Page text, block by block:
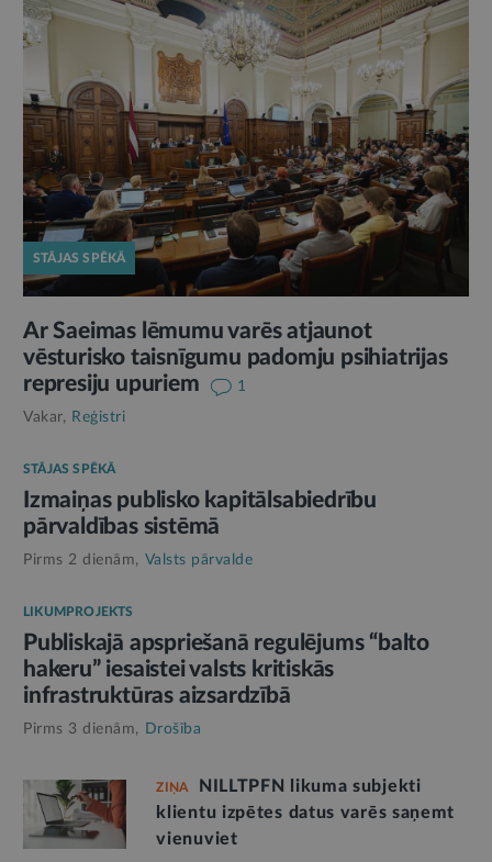
STĀJAS SPĒKĀ
Ar Saeimas lēmumu varēs atjaunot
vēsturisko taisnīgumu padomju psihiatrijas
represiju upuriem
1
Vakar, Reģistri
STĀJAS SPĒKĀ
Izmaiņas publisko kapitālsabiedrību
pārvaldības sistēmā
Pirms 2 dienām, Valsts pārvalde
LIKUMPROJEKTS
Publiskajā apspriešanā regulējums “balto
hakeru” iesaistei valsts kritiskās
infrastruktūras aizsardzībā
Pirms 3 dienām, Drošība
ZIŅA
NILLTPFN likuma subjekti
klientu izpētes datus varēs saņemt
vienuviet